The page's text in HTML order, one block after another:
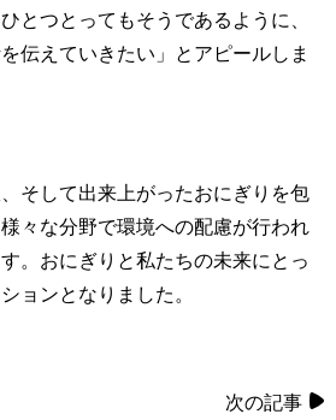
とつとってもそうであるように、
伝えていきたい」とアピールしま
そして出来上がったおにぎりを包
々な分野で環境への配慮が行われ
。おにぎりと私たちの未来にとっ
ョンとなりました。
次の記事